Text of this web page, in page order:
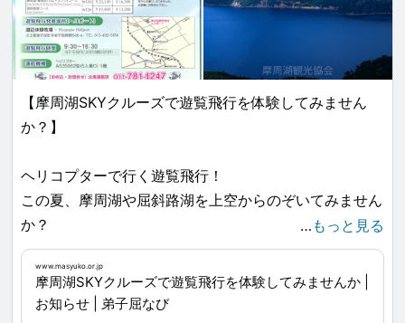
＜参加方法＞
①摩周湖観光協会のLINE公式アカウントを友達に追
加！
②好きな順番・タイミングでスポットを巡り、各スポ
ントをゲット！
③集めたポイント数に応じてプレゼントに応募しよ
う！
詳細情報は、摩周湖観光協会LINE公式アカウントから
【摩周湖SKYクルーズで遊覧飛行を体験してみません
か？】
ヘリコプターで行く遊覧飛行！
この夏、摩周湖や屈斜路湖を上空からのぞいてみません
か？
毎年人気の「摩周湖SKYクルーズ」が今年も運航されま
す。
… もっと見る
www.masyuko.or.jp
摩周湖SKYクルーズで遊覧飛行を体験してみませんか |
お知らせ | 弟子屈なび